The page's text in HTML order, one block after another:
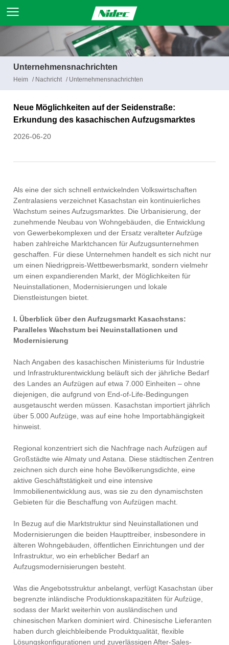
Unternehmensnachrichten
Heim / Nachricht / Unternehmensnachrichten
Neue Möglichkeiten auf der Seidenstraße:
Erkundung des kasachischen Aufzugsmarktes
2026-06-20
Als eine der sich schnell entwickelnden Volkswirtschaften
Zentralasiens verzeichnet Kasachstan ein kontinuierliches
Wachstum seines Aufzugsmarktes. Die Urbanisierung, der
zunehmende Neubau von Wohngebäuden, die Entwicklung
von Gewerbekomplexen und der Ersatz veralteter Aufzüge
haben zahlreiche Marktchancen für Aufzugsunternehmen
geschaffen. Für diese Unternehmen handelt es sich nicht nur
um einen Niedrigpreis-Wettbewerbsmarkt, sondern vielmehr
um einen expandierenden Markt, der Möglichkeiten für
Neuinstallationen, Modernisierungen und lokale
Dienstleistungen bietet.
I. Überblick über den Aufzugsmarkt Kasachstans:
Paralleles Wachstum bei Neuinstallationen und
Modernisierung
Nach Angaben des kasachischen Ministeriums für Industrie
und Infrastrukturentwicklung beläuft sich der jährliche Bedarf
des Landes an Aufzügen auf etwa 7.000 Einheiten – ohne
diejenigen, die aufgrund von End-of-Life-Bedingungen
ausgetauscht werden müssen. Kasachstan importiert jährlich
über 5.000 Aufzüge, was auf eine hohe Importabhängigkeit
hinweist.
Regional konzentriert sich die Nachfrage nach Aufzügen auf
Großstädte wie Almaty und Astana. Diese städtischen Zentren
zeichnen sich durch eine hohe Bevölkerungsdichte, eine
aktive Geschäftstätigkeit und eine intensive
Immobilienentwicklung aus, was sie zu den dynamischsten
Gebieten für die Beschaffung von Aufzügen macht.
In Bezug auf die Marktstruktur sind Neuinstallationen und
Modernisierungen die beiden Haupttreiber, insbesondere in
älteren Wohngebäuden, öffentlichen Einrichtungen und der
Infrastruktur, wo ein erheblicher Bedarf an
Aufzugsmodernisierungen besteht.
Was die Angebotsstruktur anbelangt, verfügt Kasachstan über
begrenzte inländische Produktionskapazitäten für Aufzüge,
sodass der Markt weiterhin von ausländischen und
chinesischen Marken dominiert wird. Chinesische Lieferanten
haben durch gleichbleibende Produktqualität, flexible
Lösungskonfigurationen und zuverlässigen After-Sales-